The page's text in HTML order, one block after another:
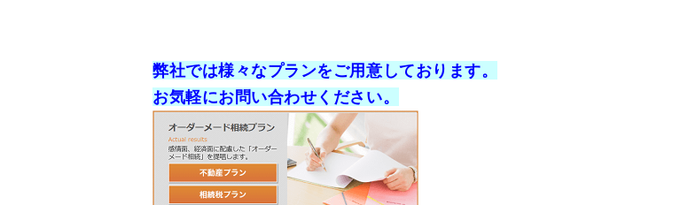
弊社では様々なプランをご用意しております。
お気軽にお問い合わせください。